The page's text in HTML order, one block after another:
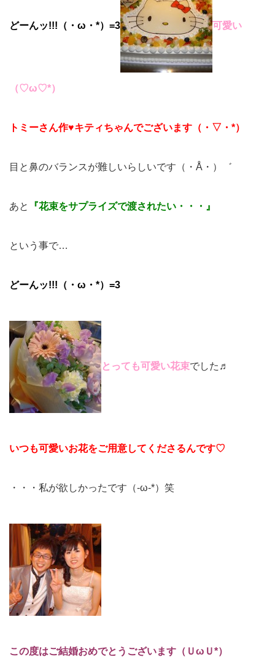
どーんッ!!!（・ω・*）=3 可愛い
（♡ω♡*）
トミーさん作♥キティちゃんでございます（・▽・*）
目と鼻のバランスが難しいらしいです（・Å・）゛
あと 『花束をサプライズで渡されたい・・・』
という事で…
どーんッ!!!（・ω・*）=3
とっても可愛い花束でした♬
いつも可愛いお花をご用意してくださるんです♡
・・・私が欲しかったです（-ω-*）笑
この度はご結婚おめでとうございます（ＵωＵ*）